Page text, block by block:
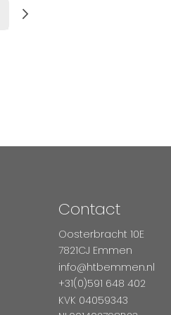
pagina
Contact
Oosterbracht 10E
7821CJ Emmen
info@htbemmen.nl
+31(0)591 648 402
KVK 04059343